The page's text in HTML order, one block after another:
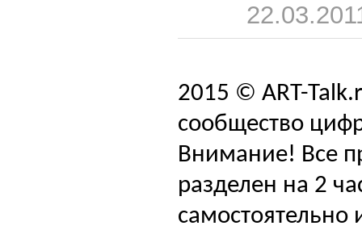
2015 © ART-
сообщество
Внимание! Все
разделен на 2
самостоятельно